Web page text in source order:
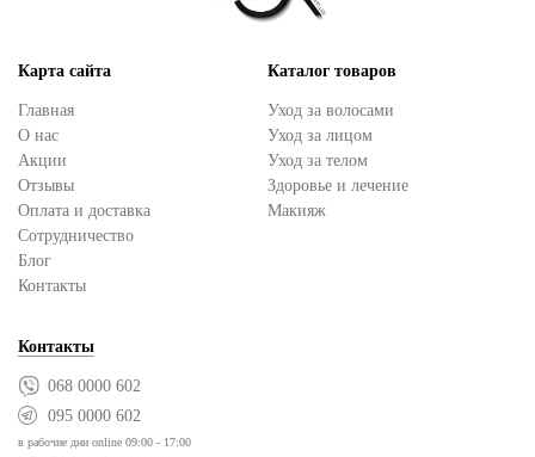
Карта сайта
Главная
О нас
Акции
Отзывы
Оплата и доставка
Сотрудничество
Блог
Контакты
Каталог товаров
Уход за волосами
Уход за лицом
Уход за телом
Здоровье и лечение
Макияж
Контакты
068 0000 602
095 0000 602
в рабочие дни online 09:00 - 17:00